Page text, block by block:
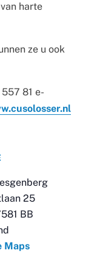
harte
ze u ook
557 81 e-
25
BB
Maps